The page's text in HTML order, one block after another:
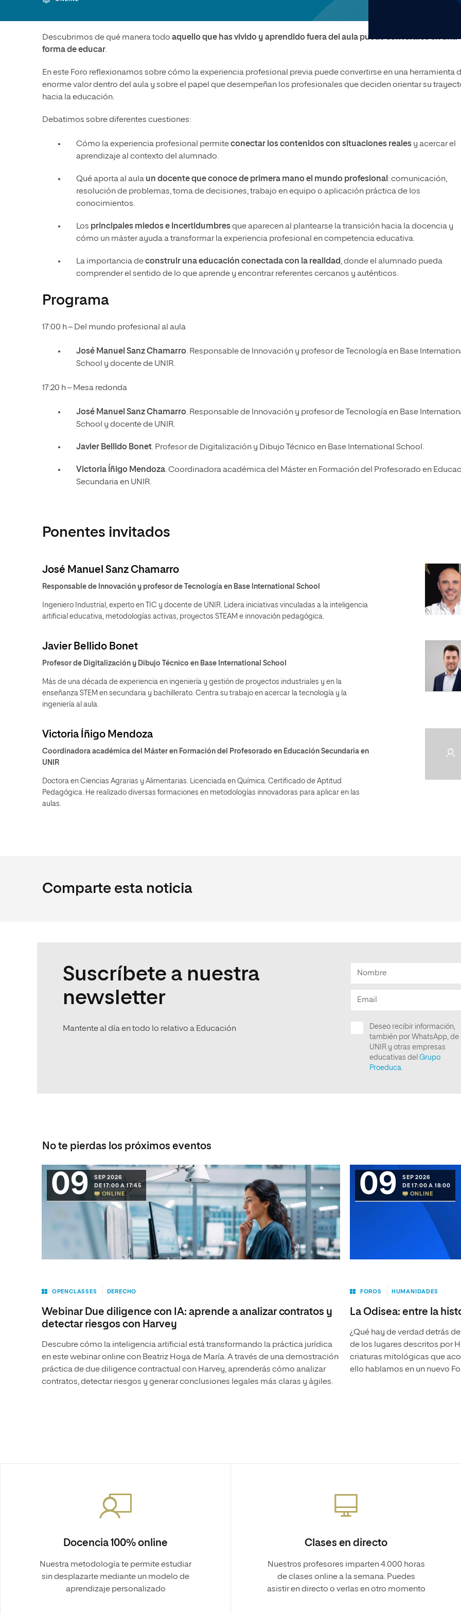
Internacionales
Acceso universitario para
mayores
Ciencias de la Salud
Ciencias Sociales
Artes
Diseño
Ciencias de la Salud
Humanidades
Internacional
Funcionamiento
Descubrimos de qué manera todo aquello que has vivido y aprendido fuera del aula puede convertirse en una
forma de educar.
En este Foro reflexionamos sobre cómo la experiencia profesional previa puede convertirse en una herramienta
enorme valor dentro del aula y sobre el papel que desempeñan los profesionales que deciden orientar su
hacia la educación.
Debatimos sobre diferentes cuestiones:
Cómo la experiencia profesional permiteconectar los contenidos con situaciones reales y acercar el
aprendizaje al contexto del alumnado.
Qué aporta al aula un docente que conoce de primera mano el mundo profesional : comunicación,
resolución de problemas, toma de decisiones, trabajo en equipo o aplicación práctica de los
conocimientos.
Los principales miedos e incertidumbresque aparecen al plantearse la transición hacia la docencia y
cómo un máster ayuda a transformar la experiencia profesional en competencia educativa.
La importancia deconstruir una educación conectada con la realidad, donde el alumnado pueda
comprender el sentido de lo que aprende y encontrar referentes cercanos y auténticos.
Programa
17:00 h – Del mundo profesional al aula
José Manuel Sanz Chamarro. Responsable de Innovación y profesor de Tecnología en Base
School y docente de UNIR.
17:20 h – Mesa redonda
José Manuel Sanz Chamarro. Responsable de Innovación y profesor de Tecnología en Base
School y docente de UNIR.
Javier Bellido Bonet. Profesor de Digitalización y Dibujo Técnico en Base International School.
Victoria Íñigo Mendoza. Coordinadora académica del Máster en Formación del Profesorado en
Secundaria en UNIR.
Ponentes invitados
José Manuel Sanz Chamarro
Responsable de Innovación y profesor de Tecnología en Base International School
Ingeniero Industrial, experto en TIC y docente de UNIR. Lidera iniciativas vinculadas a la inteligencia
artificial educativa, metodologías activas, proyectos STEAM e innovación pedagógica.
Javier Bellido Bonet
Profesor de Digitalización y Dibujo Técnico en Base International School
Más de una década de experiencia en ingeniería y gestión de proyectos industriales y en la
enseñanza STEM en secundaria y bachillerato. Centra su trabajo en acercar la tecnología y la
ingeniería al aula.
Victoria Íñigo Mendoza
Coordinadora académica del Máster en Formación del Profesorado en Educación Secundaria en
UNIR
Doctora en Ciencias Agrarias y Alimentarias. Licenciada en Química. Certificado de Aptitud
Pedagógica. He realizado diversas formaciones en metodologías innovadoras para aplicar en las
aulas.
Comparte esta noticia
Suscríbete a nuestra
newsletter
Mantente al día en todo lo relativo a Educación
No te pierdas los próximos eventos
09
SEP 2026
DE 17:00 A 17:45
ONLINE
OPENCLASSES DERECHO
Webinar Due diligence con IA: aprende a analizar contratos y
detectar riesgos con Harvey
Descubre cómo la inteligencia artificial está transformando la práctica jurídica
en este webinar online con Beatriz Hoya de María. A través de una demostración
práctica de due diligence contractual con Harvey, aprenderás cómo analizar
contratos, detectar riesgos y generar conclusiones legales más claras y ágiles.
09
SEP 2026
DE 17:00 A 18:00
ONLINE
FOROS HUMANIDADES
La Odisea: entre la
¿Qué hay de verdad detrás
de los lugares descritos por
criaturas mitológicas que
ello hablamos en un nuevo
Docencia 100% online
Nuestra metodología te permite estudiar
sin desplazarte mediante un modelo de
aprendizaje personalizado
Clases en directo
Nuestros profesores imparten 4.000 horas
de clases online a la semana. Puedes
asistir en directo o verlas en otro momento